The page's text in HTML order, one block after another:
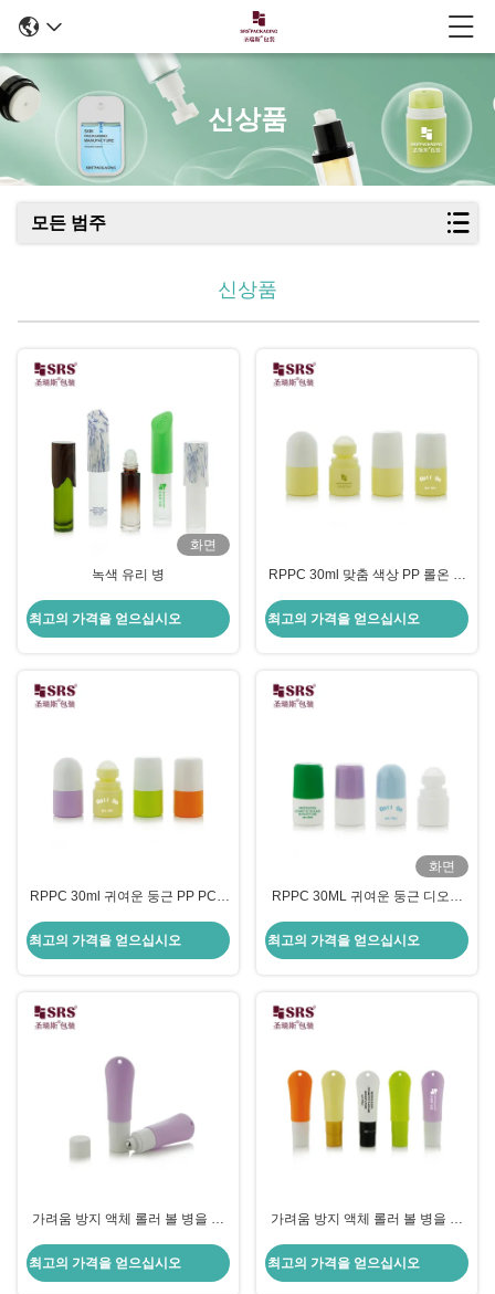
신상품
모든 범주
신상품
화면
녹색 유리 병
최고의 가격을 얻으십시오
RPPC 30ml 맞춤 색상 PP 롤온 병
최고의 가격을 얻으십시오
RPPC 30ml 귀여운 둥근 PP PCR
틱 롤
최고의 가격을 얻으십시오
화면
RPPC 30ML 귀여운 둥근 디오더
지정 색상
최고의 가격을 얻으십시오
가려움 방지 액체 롤러 볼 병을 위
모양 HDPE 병
최고의 가격을 얻으십시오
가려움 방지 액체 롤러 볼 병을 위
모양 HDPE 병
최고의 가격을 얻으십시오